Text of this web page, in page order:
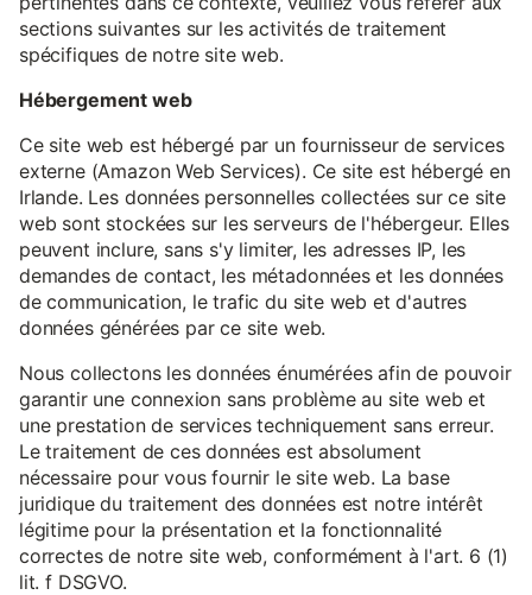
sections suivantes sur les activités de traitement
spécifiques de notre site web.
Hébergement web
Ce site web est hébergé par un fournisseur de services
externe (Amazon Web Services). Ce site est hébergé en
Irlande. Les données personnelles collectées sur ce site
web sont stockées sur les serveurs de l'hébergeur. Elles
peuvent inclure, sans s'y limiter, les adresses IP, les
demandes de contact, les métadonnées et les données
de communication, le trafic du site web et d'autres
données générées par ce site web.
Nous collectons les données énumérées afin de pouvoir
garantir une connexion sans problème au site web et
une prestation de services techniquement sans erreur.
Le traitement de ces données est absolument
nécessaire pour vous fournir le site web. La base
juridique du traitement des données est notre intérêt
légitime pour la présentation et la fonctionnalité
correctes de notre site web, conformément à l'art. 6 (1)
lit. f DSGVO.